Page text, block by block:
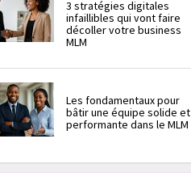
3 stratégies digitales
infaillibles qui vont faire
décoller votre business
MLM
Les fondamentaux pour
bâtir une équipe solide et
performante dans le MLM